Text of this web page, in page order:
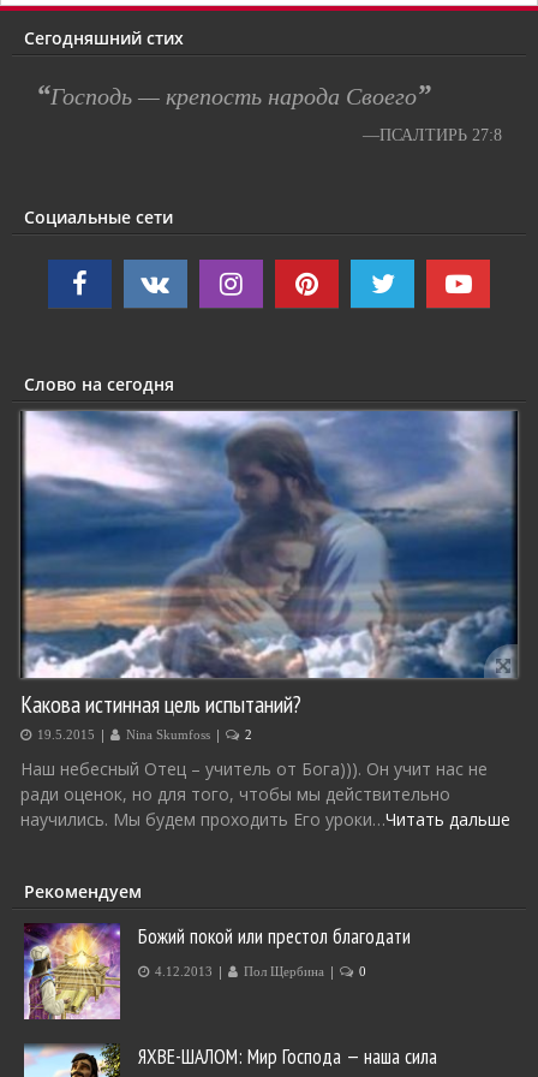
Сегодняшний стих
“Господь — крепость народа Своего”
—ПСАЛТИРЬ 27:8
Социальные сети
Слово на сегодня
Какова истинная цель испытаний?
19.5.2015 | Nina Skumfoss | 2
Наш небесный Отец – учитель от Бога))). Он учит нас не
ради оценок, но для того, чтобы мы действительно
научились. Мы будем проходить Его уроки…Читать дальше
Рекомендуем
Божий покой или престол благодати
4.12.2013 | Пол Щербина | 0
ЯХВЕ-ШАЛОМ: Мир Господа — наша сила